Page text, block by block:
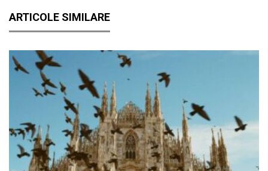
ARTICOLE SIMILARE